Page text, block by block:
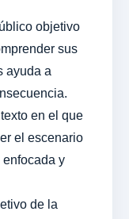
objetivo
sus
ayuda a
en el que
el escenario
enfocada y
de la